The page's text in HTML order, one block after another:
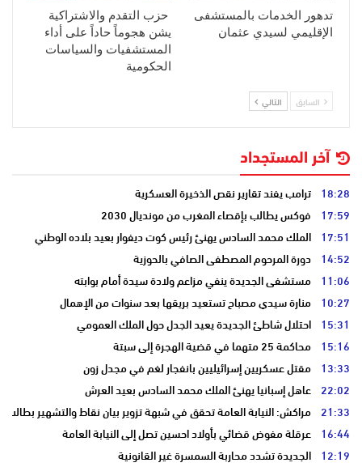
تدهور الخدمات بالمستشفى
الإقليمي لسيدي عثمان
حزب التقدم والاشتراكية
يشن هجوماً حاداً على أداء
المستشفيات والسياسات
الحكومية
السابق التالي
آخر المستجداد
18:28 ترامب يفند تقارير نقص الذخيرة العسكرية
17:59 فوكس يطالب بإقصاء المغرب من مونديال 2030
17:51 الملك محمد السادس يهنئ رئيس كوت ديفوار بعيد بلاده الوطني
14:52 دورة المرحوم المصطفى الصافي بالحوزية
11:06 مستشفى الجديدة ينفي مزاعم ولادة سيدة أمام بوابته
10:27 منارة سيدي مصباح تستعيد بريقها بعد سنوات من الإهمال
15:31 احتلال شاطئ الجديدة يعيد الجدل حول الملك العمومي
15:16 محاكمة 25 متهما في قضية الهجرة إلى سبتة
13:33 مقتل عسكريين إسرائيليين بانفجار لغم في مجدل زون
22:02 عاهل إسبانيا يهنئ الملك محمد السادس بعيد العرش
21:33 مراكش: النيابة العامة تحقق في شبهة تزوير بيان نقاط والتشهير بطالب
16:44 عرقلة مفوض قضائي بأولاد احسين تصل إلى النيابة العامة
12:19 الجديدة تشدد محاربة السمسرة غير القانونية